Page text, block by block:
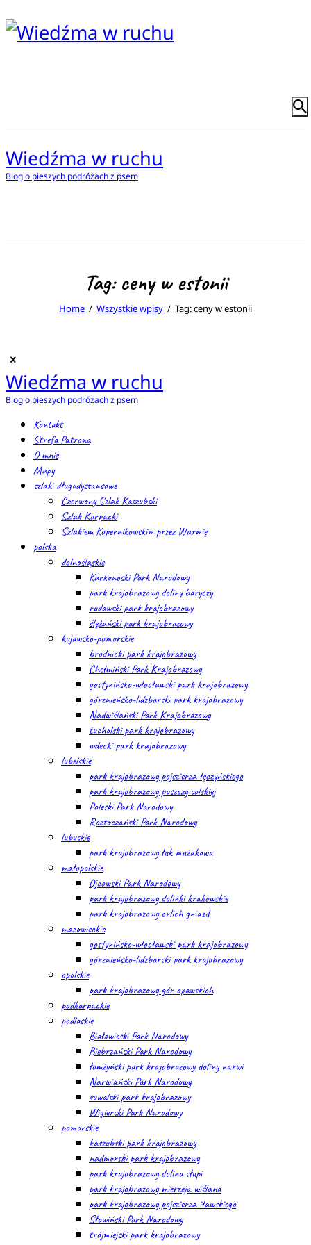
Wiedźma w ruchu
Blog o pieszych podróżach z psem
Tag: ceny w estonii
Home Wszystkie wpisy Tag: ceny w estonii
Wiedźma w ruchu
Blog o pieszych podróżach z psem
Kontakt
Strefa Patrona
O mnie
Mapy
szlaki długodystansowe
Czerwony Szlak Kaszubski
Szlak Karpacki
Szlakiem Kopernikowskim przez Warmię
polska
dolnośląskie
Karkonoski Park Narodowy
park krajobrazowy doliny baryczy
rudawski park krajobrazowy
ślężański park krajobrazowy
kujawsko-pomorskie
brodnicki park krajobrazowy
Chełmiński Park Krajobrazowy
gostynińsko-włocławski park krajobrazowy
górznieńsko-lidzbarski park krajobrazowy
Nadwiślański Park Krajobrazowy
tucholski park krajobrazowy
wdecki park krajobrazowy
lubelskie
park krajobrazowy pojezierza łęczyńskiego
park krajobrazowy puszczy solskiej
Poleski Park Narodowy
Roztoczański Park Narodowy
lubuskie
park krajobrazowy łuk mużakowa
małopolskie
Ojcowski Park Narodowy
park krajobrazowy dolinki krakowskie
park krajobrazowy orlich gniazd
mazowieckie
gostynińsko-włocławski park krajobrazowy
górznieńsko-lidzbarski park krajobrazowy
opolskie
park krajobrazowy gór opawskich
podkarpackie
podlaskie
Białowieski Park Narodowy
Biebrzański Park Narodowy
łomżyński park krajobrazowy doliny narwi
Narwiański Park Narodowy
suwalski park krajobrazowy
Wigierski Park Narodowy
pomorskie
kaszubski park krajobrazowy
nadmorski park krajobrazowy
park krajobrazowy dolina słupi
park krajobrazowy mierzeja wiślana
park krajobrazowy pojezierza iławskiego
Słowiński Park Narodowy
trójmiejski park krajobrazowy